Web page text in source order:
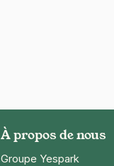
À propos de nous
Groupe Yespark